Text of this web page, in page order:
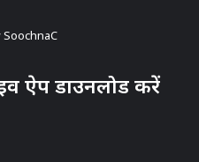
ऐप डाउनलोड करें